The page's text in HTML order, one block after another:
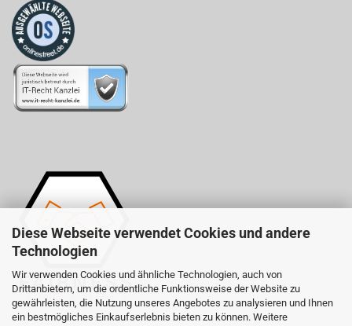
Diese Webseite verwendet Cookies und andere
Technologien
Wir verwenden Cookies und ähnliche Technologien, auch von
Drittanbietern, um die ordentliche Funktionsweise der Website zu
gewährleisten, die Nutzung unseres Angebotes zu analysieren und Ihnen
ein bestmögliches Einkaufserlebnis bieten zu können. Weitere